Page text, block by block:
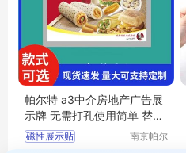
帕尔特 a3中介房地产广告展
示牌 无需打孔使用简单 替换
方便
磁性展示贴
南京帕尔